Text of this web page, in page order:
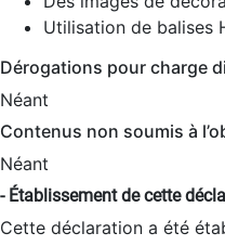
Utilisation de balises
Dérogations pour charge
Néant
Contenus non soumis à
Néant
- Établissement de cette
Cette déclaration a été